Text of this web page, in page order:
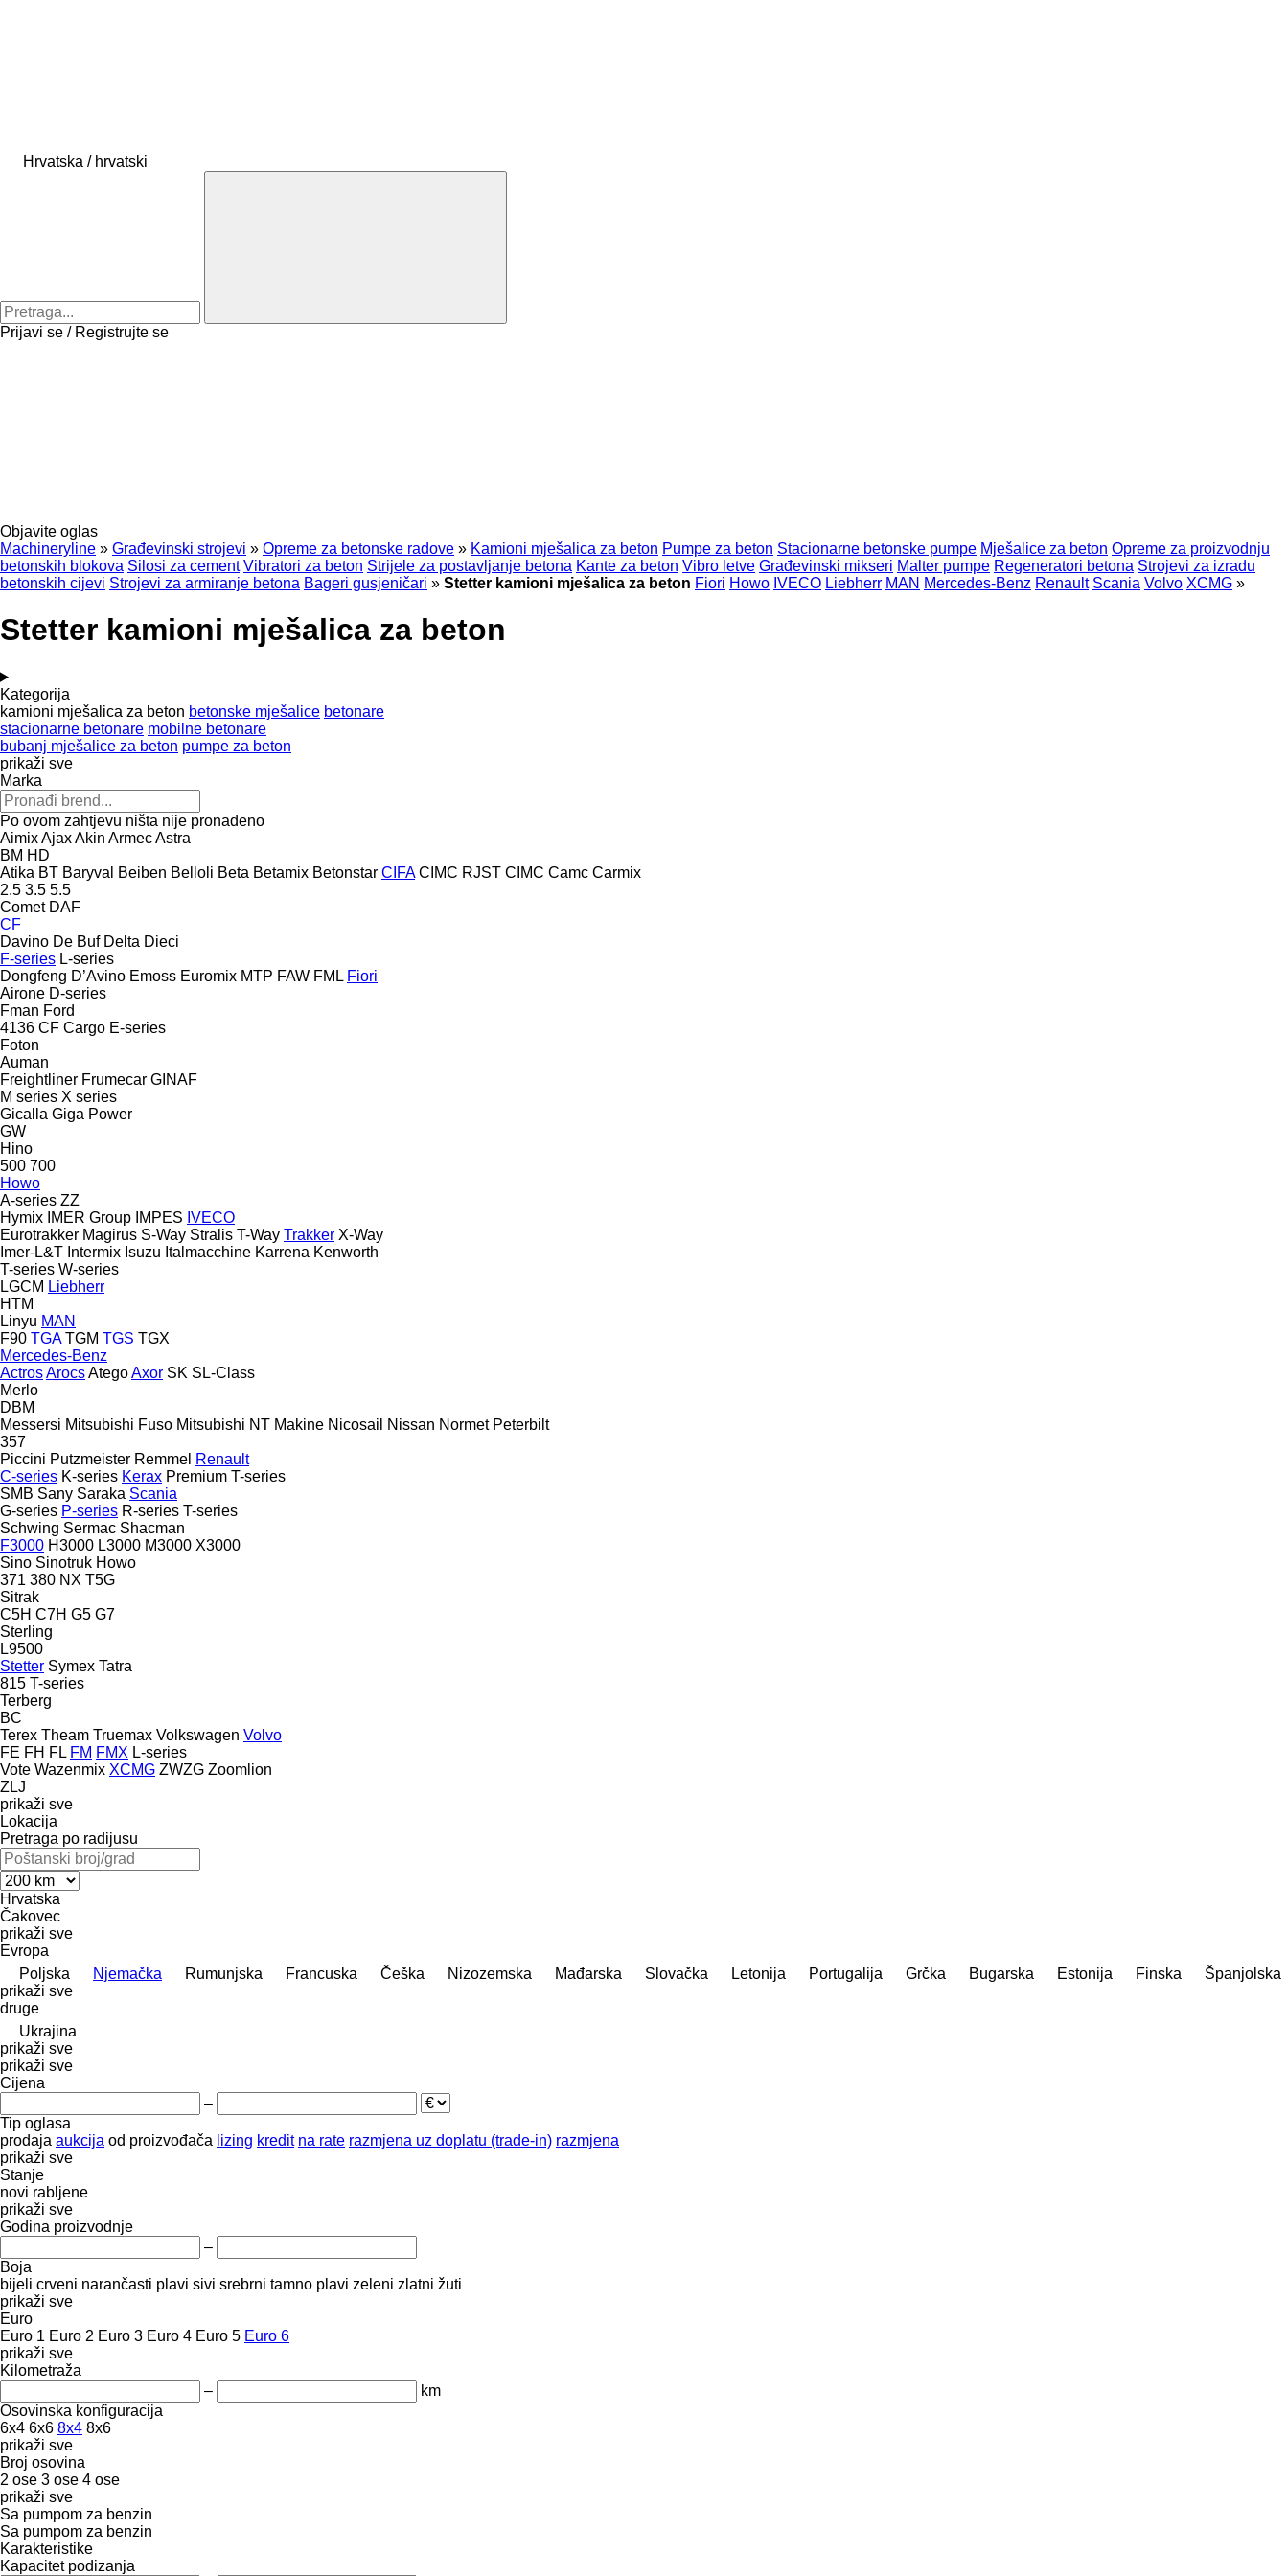
Hrvatska / hrvatski
Prijavi se / Registrujte se
Objavite oglas
Machineryline » Građevinski strojevi » Opreme za betonske radove » Kamioni mješalica za beton Pumpe za beton Stacionarne betonske pumpe Mješalice za beton Opreme za proizvodnju
betonskih blokova Silosi za cement Vibratori za beton Strijele za postavljanje betona Kante za beton Vibro letve Građevinski mikseri Malter pumpe Regeneratori betona Strojevi za izradu
betonskih cijevi Strojevi za armiranje betona Bageri gusjeničari » Stetter kamioni mješalica za beton Fiori Howo IVECO Liebherr MAN Mercedes-Benz Renault Scania Volvo XCMG »
Stetter kamioni mješalica za beton
Kategorija
kamioni mješalica za beton betonske mješalice betonare
stacionarne betonare mobilne betonare
bubanj mješalice za beton pumpe za beton
prikaži sve
Marka
Po ovom zahtjevu ništa nije pronađeno
AimixAjaxAkin ArmecAstra
BM HD
Atika BT Baryval Beiben Belloli Beta Betamix Betonstar CIFA CIMC RJST CIMC Camc Carmix
2.5 3.5 5.5
Comet DAF
CF
Davino De Buf Delta Dieci
F-series L-series
Dongfeng D’Avino Emoss Euromix MTP FAW FML Fiori
Airone D-series
Fman Ford
4136 CF Cargo E-series
Foton
Auman
Freightliner Frumecar GINAF
M series X series
Gicalla Giga Power
GW
Hino
500 700
Howo
A-series ZZ
Hymix IMER Group IMPES IVECO
Eurotrakker Magirus S-Way Stralis T-Way Trakker X-Way
Imer-L&T Intermix Isuzu Italmacchine Karrena Kenworth
T-series W-series
LGCM Liebherr
HTM
Linyu MAN
F90 TGA TGM TGS TGX
Mercedes-Benz
ActrosArocsAtegoAxor SK SL-Class
Merlo
DBM
Messersi Mitsubishi Fuso Mitsubishi NT Makine Nicosail Nissan Normet Peterbilt
357
Piccini Putzmeister Remmel Renault
C-series K-series Kerax Premium T-series
SMB Sany Saraka Scania
G-series P-series R-series T-series
Schwing Sermac Shacman
F3000 H3000 L3000 M3000 X3000
Sino Sinotruk Howo
371 380 NX T5G
Sitrak
C5H C7H G5 G7
Sterling
L9500
Stetter Symex Tatra
815 T-series
Terberg
BC
Terex Theam Truemax Volkswagen Volvo
FE FH FL FM FMX L-series
Vote Wazenmix XCMG ZWZG Zoomlion
ZLJ
prikaži sve
Lokacija
Pretraga po radijusu
Hrvatska
Čakovec
prikaži sve
Evropa
Poljska
Njemačka Rumunjska Francuska Češka Nizozemska Mađarska Slovačka Letonija Portugalija Grčka Bugarska Estonija Finska
Španjolska
prikaži sve
druge
Ukrajina
prikaži sve
prikaži sve
Cijena
–
Tip oglasa
prodaja aukcija od proizvođača lizing kredit na rate razmjena uz doplatu (trade-in) razmjena
prikaži sve
Stanje
novi rabljene
prikaži sve
Godina proizvodnje
–
Boja
bijeli crveni narančasti plavi sivi srebrni tamno plavi zeleni zlatni žuti
prikaži sve
Euro
Euro 1 Euro 2 Euro 3 Euro 4 Euro 5 Euro 6
prikaži sve
Kilometraža
–
km
Osovinska konfiguracija
6x4 6x6 8x4 8x6
prikaži sve
Broj osovina
2 ose 3 ose 4 ose
prikaži sve
Sa pumpom za benzin
Sa pumpom za benzin
Karakteristike
Kapacitet podizanja